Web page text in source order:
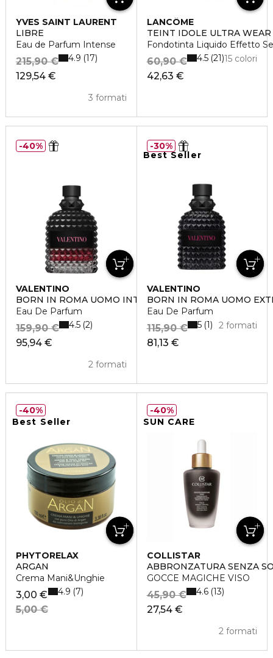
YVES SAINT LAURENT
LIBRE
Eau de Parfum Intense
129,54 €
215,90 €
3 formati
4.9 17
LANCÔME
TEINT IDOLE ULTRA WEAR
Fondotinta Liquido Effetto
42,63 €
60,90 € 15 colori
4.5 21
VALENTINO
BORN IN ROMA UOMO INTENSE
Eau De Parfum
95,94 €
159,90 €
2 formati
4.5 2
40%
Best Seller
VALENTINO
BORN IN ROMA UOMO
Eau De Parfum
81,13 €
115,90 € 2 formati
5 1
30%
Best Seller
PHYTORELAX
ARGAN
Crema Mani&Unghie
3,00 €
5,00 €
4.9 7
40%
SUN CARE
COLLISTAR
ABBRONZATURA SENZA
GOCCE MAGICHE VISO
27,54 €
45,90 €
2 formati
4.6 13
40%